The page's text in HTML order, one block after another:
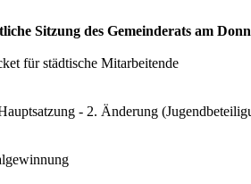
Sitzung des Gemeinderats am
für städtische Mitarbeitende
- 2. Änderung